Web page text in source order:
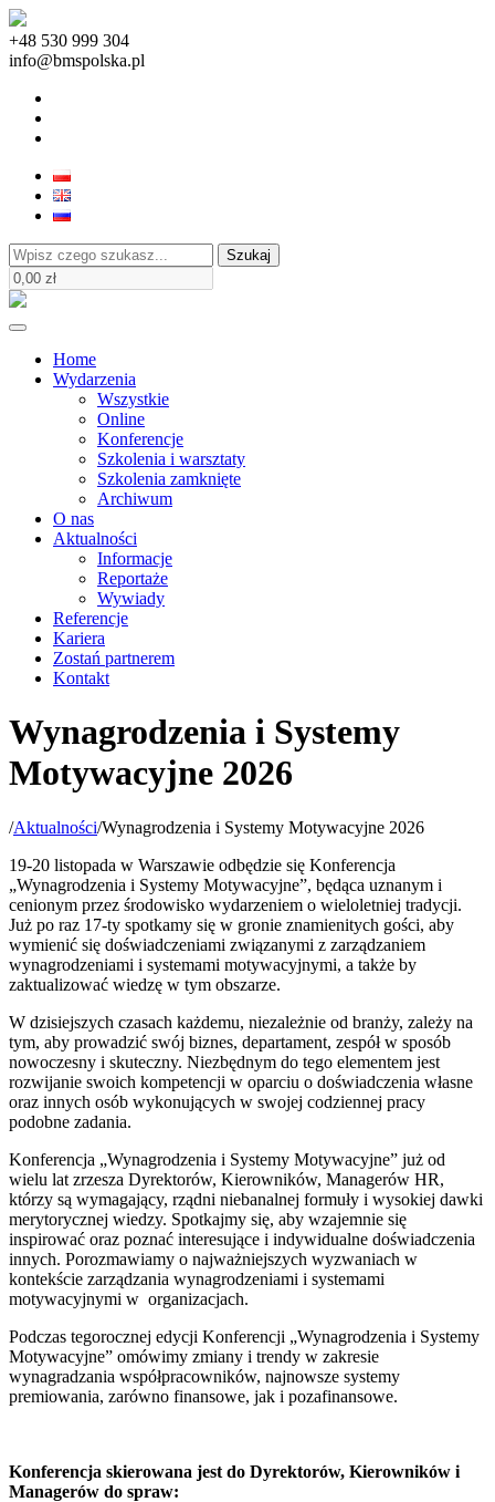
+48 530 999 304
info@bmspolska.pl
Szukaj
Home
Wydarzenia
Wszystkie
Online
Konferencje
Szkolenia i warsztaty
Szkolenia zamknięte
Archiwum
O nas
Aktualności
Informacje
Reportaże
Wywiady
Referencje
Kariera
Zostań partnerem
Kontakt
Wynagrodzenia i Systemy
Motywacyjne 2026
/Aktualności/Wynagrodzenia i Systemy Motywacyjne 2026
19-20 listopada w Warszawie odbędzie się Konferencja
„Wynagrodzenia i Systemy Motywacyjne”, będąca uznanym i
cenionym przez środowisko wydarzeniem o wieloletniej tradycji.
Już po raz 17-ty spotkamy się w gronie znamienitych gości, aby
wymienić się doświadczeniami związanymi z zarządzaniem
wynagrodzeniami i systemami motywacyjnymi, a także by
zaktualizować wiedzę w tym obszarze.
W dzisiejszych czasach każdemu, niezależnie od branży, zależy na
tym, aby prowadzić swój biznes, departament, zespół w sposób
nowoczesny i skuteczny. Niezbędnym do tego elementem jest
rozwijanie swoich kompetencji w oparciu o doświadczenia własne
oraz innych osób wykonujących w swojej codziennej pracy
podobne zadania.
Konferencja „Wynagrodzenia i Systemy Motywacyjne” już od
wielu lat zrzesza Dyrektorów, Kierowników, Managerów HR,
którzy są wymagający, rządni niebanalnej formuły i wysokiej dawki
merytorycznej wiedzy. Spotkajmy się, aby wzajemnie się
inspirować oraz poznać interesujące i indywidualne doświadczenia
innych. Porozmawiamy o najważniejszych wyzwaniach w
kontekście zarządzania wynagrodzeniami i systemami
motywacyjnymi w organizacjach.
Podczas tegorocznej edycji Konferencji „Wynagrodzenia i Systemy
Motywacyjne” omówimy zmiany i trendy w zakresie
wynagradzania współpracowników, najnowsze systemy
premiowania, zarówno finansowe, jak i pozafinansowe.
Konferencja skierowana jest do Dyrektorów, Kierowników i
Managerów do spraw: